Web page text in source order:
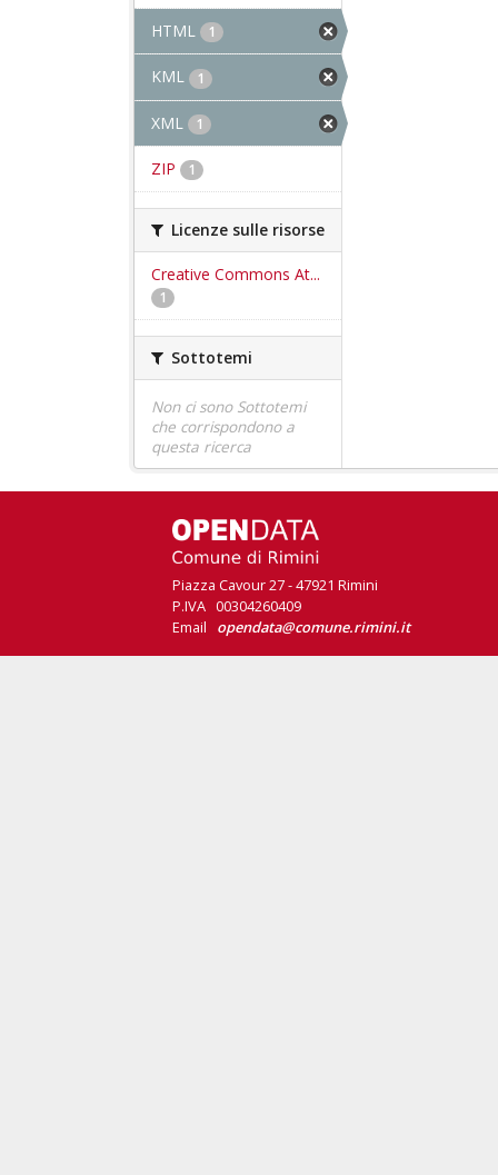
HTML 1
KML 1
XML 1
ZIP 1
Licenze sulle risorse
Creative Commons At...
1
Sottotemi
Non ci sono Sottotemi
che corrispondono a
questa ricerca
Piazza Cavour 27 - 47921 Rimini
P.IVA 00304260409
Email opendata@comune.rimini.it